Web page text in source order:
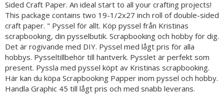
Sided Craft Paper. An ideal start to all your crafting projects!
This package contains two 19-1/2x27 inch roll of double-sided
craft paper. " Pyssel för allt. Köp pyssel från Kristinas
scrapbooking, din pysselbutik. Scrapbooking och hobby för dig.
Det är rogivande med DIY. Pyssel med lågt pris för alla
hobbys. Pysseltillbehör till hantverk. Pysslet är perfekt som
present. Pyssla med pyssel köpt av Kristinas scrapbooking.
Här kan du köpa Scrapbooking Papper inom pyssel och hobby.
Handla Graphic 45 till lågt pris och med snabb leverans.